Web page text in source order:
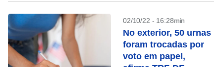
02/10/22 - 16:28min
No exterior, 50 urnas
foram trocadas por
voto em papel,